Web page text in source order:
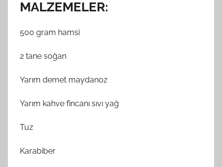
MALZEMELER:
500 gram hamsi
2 tane soğan
Yarım demet maydanoz
Yarım kahve fincanı sıvı yağ
Tuz
Karabiber